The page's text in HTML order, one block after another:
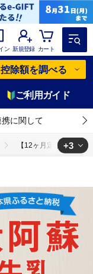
ン 新規登録 カート
控除額を調べる
ご利用ガイド
携に関して
【12ヶ月定期便】大
蘇牛乳 1L×6本×12ヶ月
期便】大阿蘇牛乳 1L×6
+3